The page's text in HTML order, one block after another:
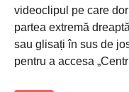
videoclipul pe care
partea extremă
sau glisați în sus de
pentru a accesa